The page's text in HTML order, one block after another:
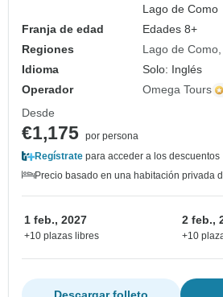
Lago de Como
Franja de edad
Edades 8+
Regiones
Lago de Como
Idioma
Solo: Inglés
Operador
Omega Tours
Desde
€1,175 por persona
Regístrate para acceder a los descuentos
Precio basado en una habitación privada
1 feb., 2027
+10 plazas libres
2 feb.,
+10